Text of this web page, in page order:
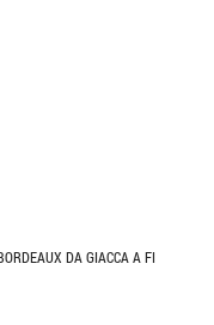
DA GIACCA A FI